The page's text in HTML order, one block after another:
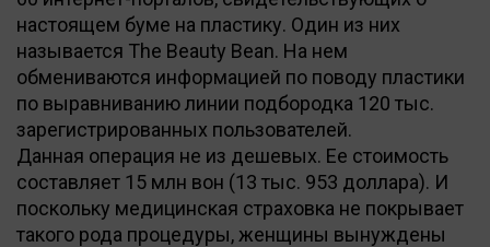
настоящем буме на пластику. Один из них
называется The Beauty Bean. На нем
обмениваются информацией по поводу пластики
по выравниванию линии подбородка 120 тыс.
зарегистрированных пользователей.
Данная операция не из дешевых. Ее стоимость
составляет 15 млн вон (13 тыс. 953 доллара). И
поскольку медицинская страховка не покрывает
такого рода процедуры, женщины вынуждены